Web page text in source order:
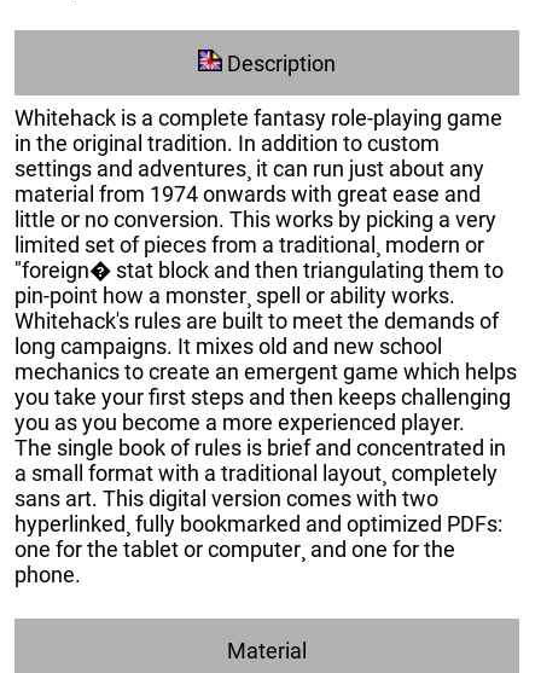
Description
Whitehack is a complete fantasy role-playing game
in the original tradition. In addition to custom
settings and adventures¸ it can run just about any
material from 1974 onwards with great ease and
little or no conversion. This works by picking a very
limited set of pieces from a traditional¸ modern or
"foreign� stat block and then triangulating them to
pin-point how a monster¸ spell or ability works.
Whitehack's rules are built to meet the demands of
long campaigns. It mixes old and new school
mechanics to create an emergent game which helps
you take your first steps and then keeps challenging
you as you become a more experienced player.
The single book of rules is brief and concentrated in
a small format with a traditional layout¸ completely
sans art. This digital version comes with two
hyperlinked¸ fully bookmarked and optimized PDFs:
one for the tablet or computer¸ and one for the
phone.
Material